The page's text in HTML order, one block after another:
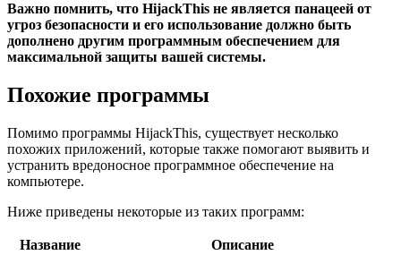
Важно помнить, что HijackThis не является панацеей от
угроз безопасности и его использование должно быть
дополнено другим программным обеспечением для
максимальной защиты вашей системы.
Похожие программы
Помимо программы HijackThis, существует несколько
похожих приложений, которые также помогают выявить и
устранить вредоносное программное обеспечение на
компьютере.
Ниже приведены некоторые из таких программ:
Название Описание